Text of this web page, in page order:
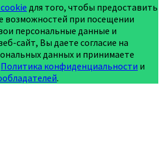
для того, чтобы предоставить
возможностей при посещении
персональные данные и
сайт, Вы даете согласие на
данных и принимаете
Политика конфиденциальности и
.